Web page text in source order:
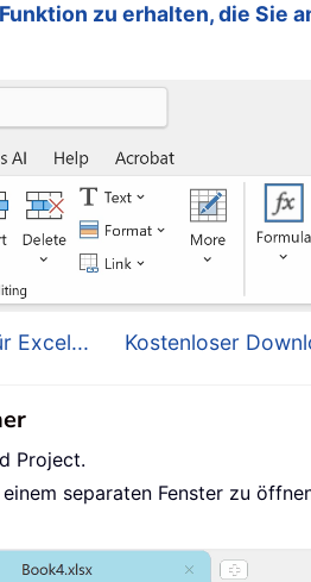
zu erhalten, die Sie
Excel... Kostenloser
Project.
separaten Fenster zu